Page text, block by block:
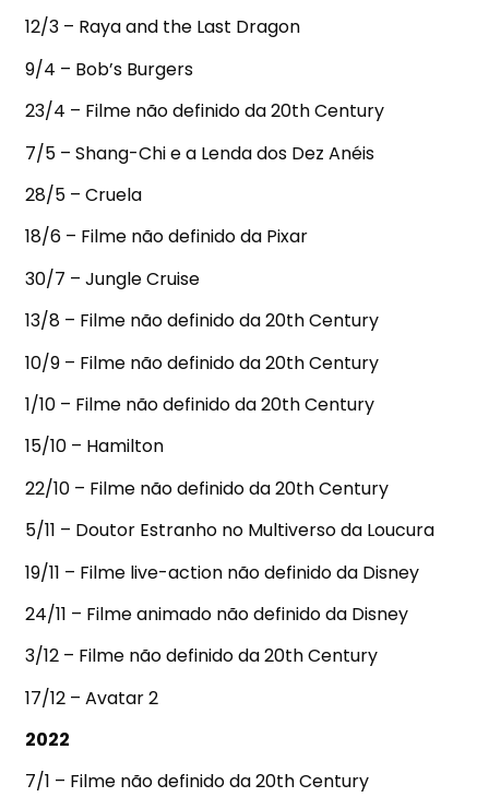
12/3 – Raya and the Last Dragon
9/4 – Bob’s Burgers
23/4 – Filme não definido da 20th Century
7/5 – Shang-Chi e a Lenda dos Dez Anéis
28/5 – Cruela
18/6 – Filme não definido da Pixar
30/7 – Jungle Cruise
13/8 – Filme não definido da 20th Century
10/9 – Filme não definido da 20th Century
1/10 – Filme não definido da 20th Century
15/10 – Hamilton
22/10 – Filme não definido da 20th Century
5/11 – Doutor Estranho no Multiverso da Loucura
19/11 – Filme live-action não definido da Disney
24/11 – Filme animado não definido da Disney
3/12 – Filme não definido da 20th Century
17/12 – Avatar 2
2022
7/1 – Filme não definido da 20th Century